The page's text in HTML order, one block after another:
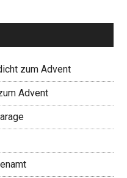
zum Advent
Advent